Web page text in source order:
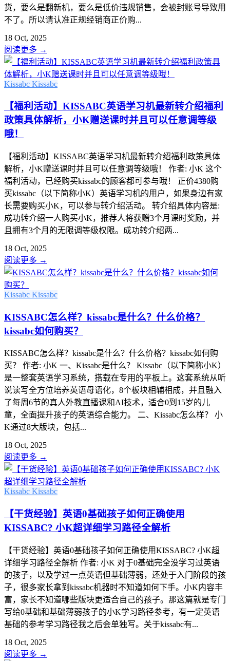
货，要么是翻新机，要么是低价违规销售，会被封账号导致用
不了。所以请认准正规经销商正价购...
18 Oct, 2025
阅读更多 →
Kissabc Kissabc
【福利活动】KISSABC英语学习机最新转介绍福利
政策具体解析，小K赠送课时并且可以任意调等级
哦！
【福利活动】KISSABC英语学习机最新转介绍福利政策具体
解析，小K赠送课时并且可以任意调等级哦！ 作者: 小K 这个
福利活动，已经购买kissabc的顾客都可参与哦！ 正价4380购
买kissabc（以下简称小K）英语学习机的用户，如果身边有家
长需要购买小K，可以参与转介绍活动。 转介绍具体内容是:
成功转介绍一人购买小K，推荐人将获赠3个月课时奖励，并
且拥有3个月的无限调等级权限。成功转介绍两...
18 Oct, 2025
阅读更多 →
Kissabc Kissabc
KISSABC怎么样？kissabc是什么？什么价格？
kissabc如何购买？
KISSABC怎么样？kissabc是什么？什么价格？kissabc如何购
买？ 作者: 小K 一、Kissabc是什么？ Kissabc（以下简称小K）
是一整套英语学习系统，搭载在专用的平板上。这套系统从听
说读写全方位培养英语母语化，8个板块相辅相成，并且融入
了每周6节的真人外教直播课和AI技术，适合0到15岁的儿
童，全面提升孩子的英语综合能力。 二、Kissabc怎么样？ 小
K通过8大版块，包括...
18 Oct, 2025
阅读更多 →
Kissabc Kissabc
【干货经验】英语0基础孩子如何正确使用
KISSABC? 小K超详细学习路径全解析
【干货经验】英语0基础孩子如何正确使用KISSABC? 小K超
详细学习路径全解析 作者: 小K 对于0基础完全没学习过英语
的孩子，以及学过一点英语但基础薄弱，还处于入门阶段的孩
子，很多家长拿到kissabc机器时不知道如何下手。小K内容丰
富，家长不知道哪些版块更适合自己的孩子。那这篇就是专门
写给0基础和基础薄弱孩子的小K学习路径参考，有一定英语
基础的参考学习路径我之后会单独写。关于kissabc有...
18 Oct, 2025
阅读更多 →